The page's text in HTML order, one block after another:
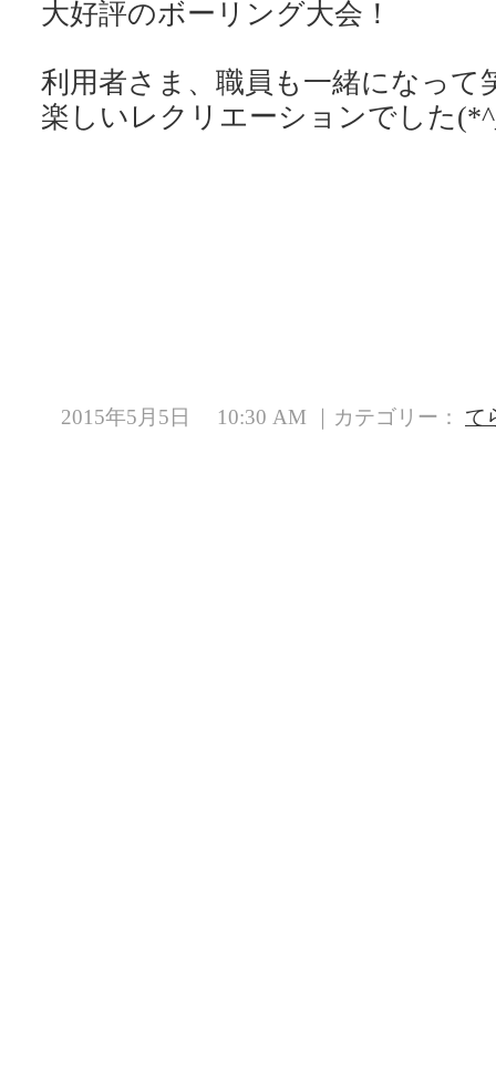
大好評のボーリング大会！
利用者さま、職員も一緒になって
楽しいレクリエーションでした
2015年5月5日 10:30 AM ｜カテゴリー： て